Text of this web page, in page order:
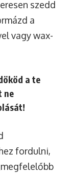
szedd
a
vagy wax-
a te
ne
fordulni,